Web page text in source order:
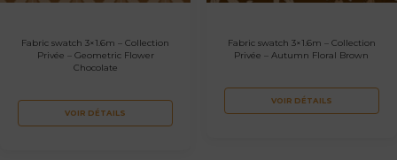
Fabric swatch 3×1.6m – Collection
Privée – Geometric Flower
Chocolate
VOIR DÉTAILS
Fabric swatch 3×1.6m – Collection
Privée – Autumn Floral Brown
VOIR DÉTAILS